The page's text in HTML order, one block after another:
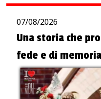
07/08/2026
Una storia che
fede e di